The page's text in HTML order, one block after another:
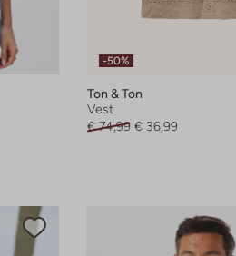
-50%
Ton & Ton
Vest
€ 74,99 € 36,99